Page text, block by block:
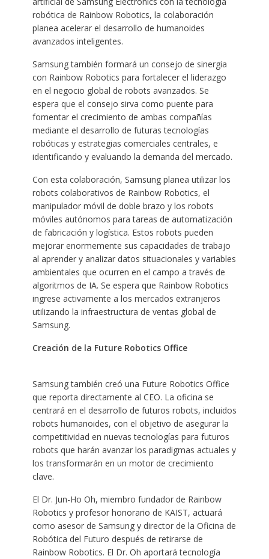
robótica de Rainbow Robotics, la colaboración
planea acelerar el desarrollo de humanoides
avanzados inteligentes.
Samsung también formará un consejo de sinergia
con Rainbow Robotics para fortalecer el liderazgo
en el negocio global de robots avanzados. Se
espera que el consejo sirva como puente para
fomentar el crecimiento de ambas compañías
mediante el desarrollo de futuras tecnologías
robóticas y estrategias comerciales centrales, e
identificando y evaluando la demanda del mercado.
Con esta colaboración, Samsung planea utilizar los
robots colaborativos de Rainbow Robotics, el
manipulador móvil de doble brazo y los robots
móviles autónomos para tareas de automatización
de fabricación y logística. Estos robots pueden
mejorar enormemente sus capacidades de trabajo
al aprender y analizar datos situacionales y variables
ambientales que ocurren en el campo a través de
algoritmos de IA. Se espera que Rainbow Robotics
ingrese activamente a los mercados extranjeros
utilizando la infraestructura de ventas global de
Samsung.
Creación de la Future Robotics Office
Samsung también creó una Future Robotics Office
que reporta directamente al CEO. La oficina se
centrará en el desarrollo de futuros robots, incluidos
robots humanoides, con el objetivo de asegurar la
competitividad en nuevas tecnologías para futuros
robots que harán avanzar los paradigmas actuales y
los transformarán en un motor de crecimiento
clave.
El Dr. Jun-Ho Oh, miembro fundador de Rainbow
Robotics y profesor honorario de KAIST, actuará
como asesor de Samsung y director de la Oficina de
Robótica del Futuro después de retirarse de
Rainbow Robotics. El Dr. Oh aportará tecnología